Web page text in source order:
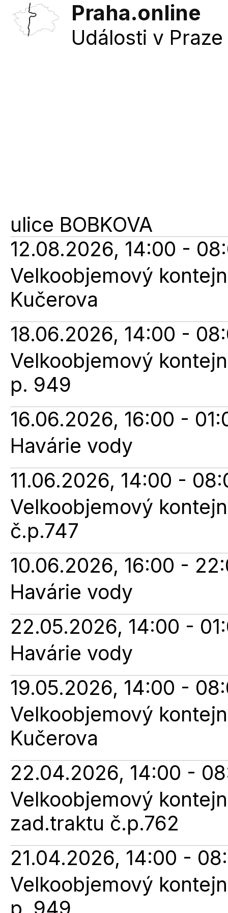
Praha.online
Události v
ulice BOBKOVA
12.08.2026, 14:00 -
Velkoobjemový
Kučerova
18.06.2026, 14:00 -
Velkoobjemový
p. 949
16.06.2026, 16:00 -
Havárie vody
11.06.2026, 14:00 -
Velkoobjemový
č.p.747
10.06.2026, 16:00 -
Havárie vody
22.05.2026, 14:00 -
Havárie vody
19.05.2026, 14:00 -
Velkoobjemový
Kučerova
22.04.2026, 14:00 -
Velkoobjemový
zad.traktu č.p.762
21.04.2026, 14:00 -
Velkoobjemový
p. 949